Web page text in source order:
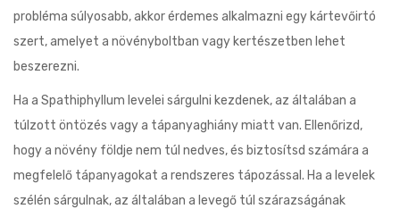
probléma súlyosabb, akkor érdemes alkalmazni egy kártevőirtó
szert, amelyet a növényboltban vagy kertészetben lehet
beszerezni.
Ha a Spathiphyllum levelei sárgulni kezdenek, az általában a
túlzott öntözés vagy a tápanyaghiány miatt van. Ellenőrizd,
hogy a növény földje nem túl nedves, és biztosítsd számára a
megfelelő tápanyagokat a rendszeres tápozással. Ha a levelek
szélén sárgulnak, az általában a levegő túl szárazságának